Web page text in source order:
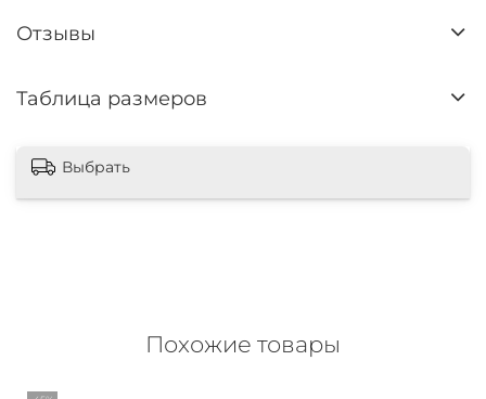
Отзывы
Таблица размеров
Выбрать
Похожие товары